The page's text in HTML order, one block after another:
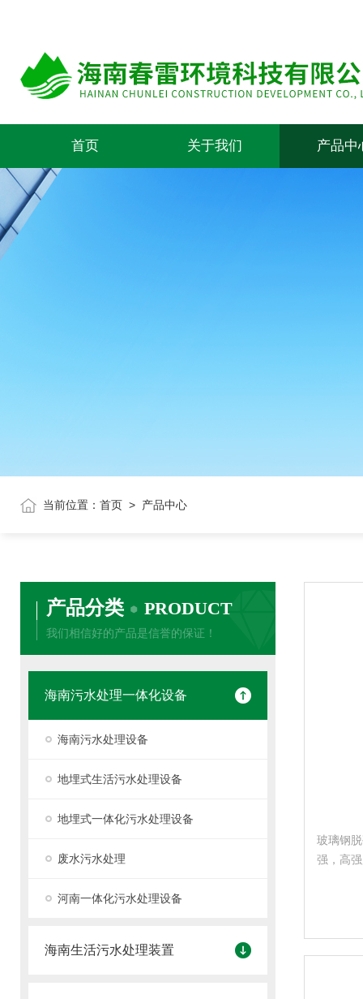
首页 关于我们 产品中
当前位置： 首页 > 产品中心
产品分类 PRODUCT
我们相信好的产品是信誉的保证！
海南污水处理一体化设备
海南污水处理设备
地埋式生活污水处理设备
地埋式一体化污水处理设备
废水污水处理
河南一体化污水处理设备
海南生活污水处理装置
玻璃钢
强，高